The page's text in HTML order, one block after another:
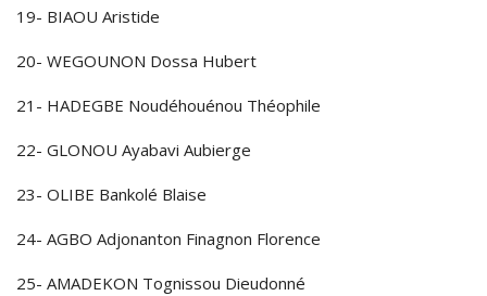
19- BIAOU Aristide
20- WEGOUNON Dossa Hubert
21- HADEGBE Noudéhouénou Théophile
22- GLONOU Ayabavi Aubierge
23- OLIBE Bankolé Blaise
24- AGBO Adjonanton Finagnon Florence
25- AMADEKON Tognissou Dieudonné